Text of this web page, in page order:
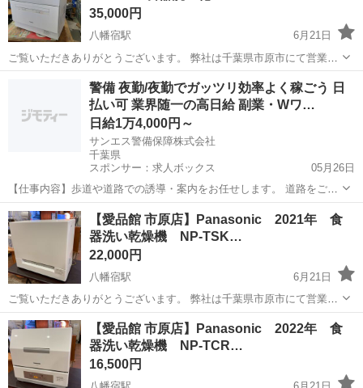
35,000円
八幡宿駅
6月21日
ご覧いただきありがとうございます。 弊社は千葉県市原市にて営業し
ておりますリサイクルショップ愛品館市原店です。 ⚠️弊社を装った偽
サイトによる販売や転載等が確認されておりますが弊社とは一切関係
ございませんのでご注意くださ...
市原市 八幡宿駅 キッチン家電 商品
警備 夜勤/夜勤でガッツリ効率よく稼ごう 日
払い可 業界随一の高日給 副業・Wワ…
日給1万4,000円～
サンエス警備保障株式会社
千葉県
スポンサー：求人ボックス
05月26日
【仕事内容】歩道や道路での誘導・案内をお任せします。 道路をご利
用される車両や歩行者の方が安全に安心して通行するために適切に誘
導してください。 勤務地へは直行直帰OKです! <未経験でも安心!!> 丁
寧な研修20hで基本的な知識を...
アルバイト・パート
【愛品館 市原店】Panasonic 2021年 食
器洗い乾燥機 NP-TSK…
22,000円
八幡宿駅
6月21日
ご覧いただきありがとうございます。 弊社は千葉県市原市にて営業し
ておりますリサイクルショップ愛品館市原店です。 こちらの商品は店
頭にて並行販売中です。 お取引につきましてはジモティーのメールか
弊社HPおよび店舗...
千葉 市原市 八幡宿駅 キッチン家電 商品
【愛品館 市原店】Panasonic 2022年 食
器洗い乾燥機 NP-TCR…
16,500円